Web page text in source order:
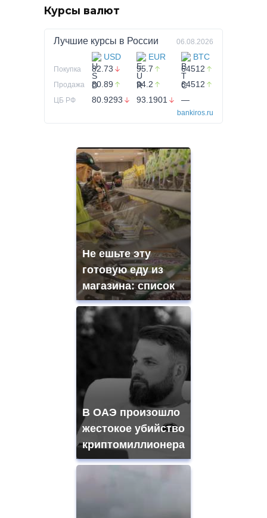
Курсы валют
Лучшие курсы в России 06.08.2026
USD EUR BTC
Покупка 82.73 95.7 64512
Продажа 80.89 94.2 64512
ЦБ РФ 80.9293 93.1901 —
bankiros.ru
Не ешьте эту
готовую еду из
магазина: список
В ОАЭ произошло
жестокое убийство
криптомиллионера